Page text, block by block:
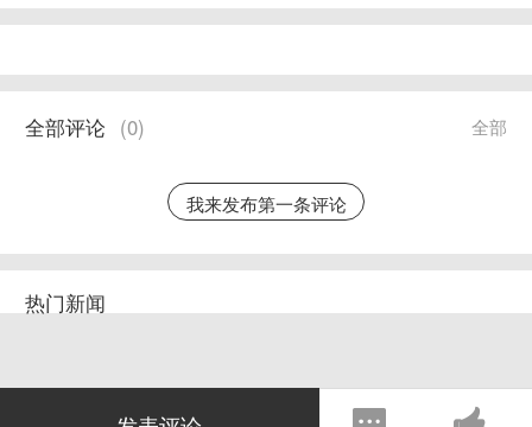
全部
全部评论 (0)
我来发布第一条评论
热门新闻